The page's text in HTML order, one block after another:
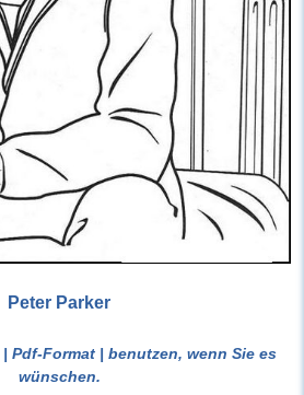
Peter Parker
| Pdf-Format | benutzen, wenn Sie es
wünschen.